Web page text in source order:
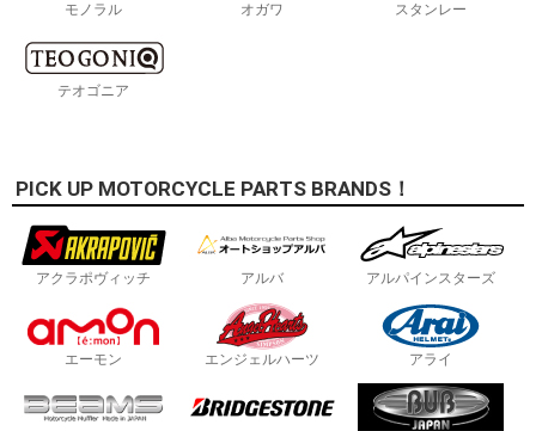
モノラル オガワ スタンレー
テオゴニア
PICK UP MOTORCYCLE PARTS BRANDS！
アクラポヴィッチ アルバ アルパインスターズ
エーモン エンジェルハーツ アライ